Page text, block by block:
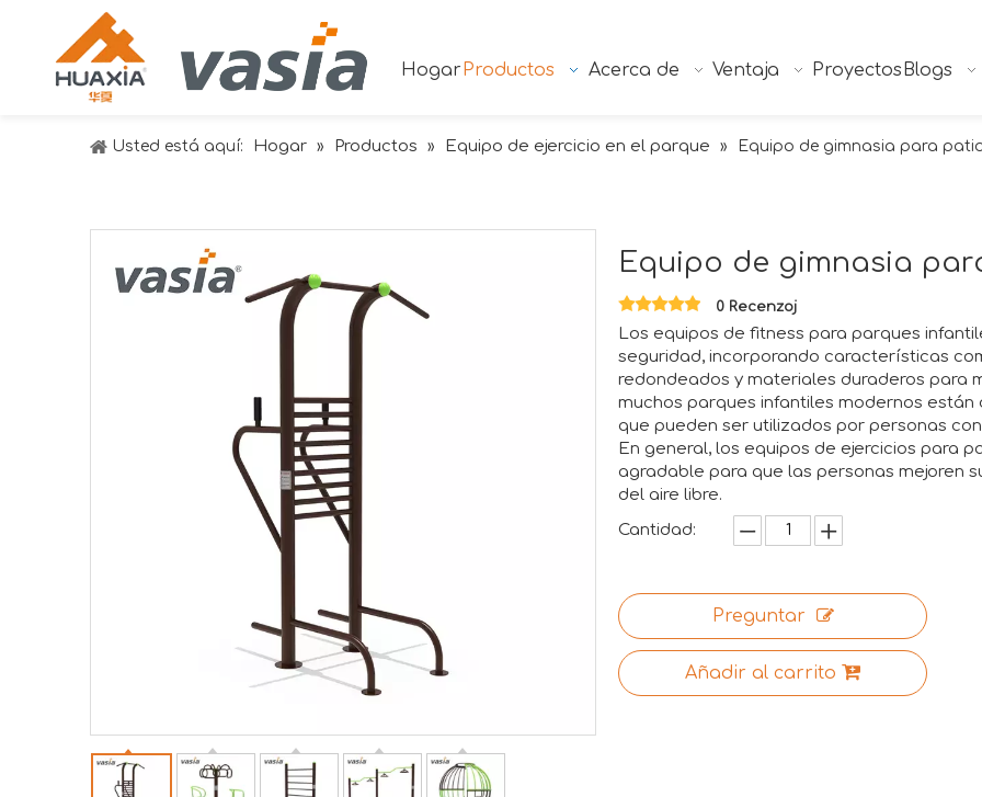
Hogar Productos Acerca de Ventaja Proyectos Blogs
Usted está aquí: Hogar » Productos » Equipo de ejercicio en el parque » Equipo de gimnasia para
Equipo de gimnasia
0 Recenzoj
Los equipos de fitness para parques
seguridad, incorporando características
redondeados y materiales duraderos para
muchos parques infantiles modernos
que pueden ser utilizados por personas
En general, los equipos de ejercicios para
agradable para que las personas mejoren
del aire libre.
Cantidad:
Preguntar
Añadir al carrito